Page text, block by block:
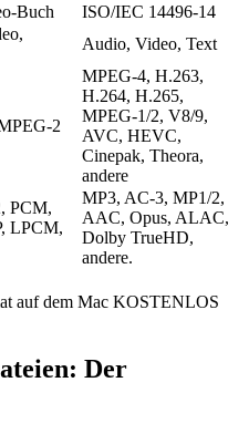
Buch
ISO/IEC 14496-14
Audio, Video, Text
2
MPEG-4, H.263,
H.264, H.265,
MPEG-1/2, V8/9,
AVC, HEVC,
Cinepak, Theora,
andere
PCM,
LPCM,
MP3, AC-3, MP1/2,
AAC, Opus, ALAC,
Dolby TrueHD,
andere.
auf dem Mac KOSTENLOS
Der